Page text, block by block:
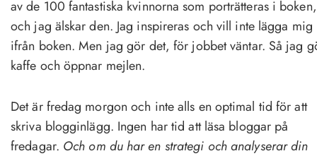
av de 100 fantastiska kvinnorna som porträtteras i boken,
och jag älskar den. Jag inspireras och vill inte lägga mig
ifrån boken. Men jag gör det, för jobbet väntar. Så jag
kaffe och öppnar mejlen.
Det är fredag morgon och inte alls en optimal tid för att
skriva blogginlägg. Ingen har tid att läsa bloggar på
fredagar. Och om du har en strategi och analyserar din